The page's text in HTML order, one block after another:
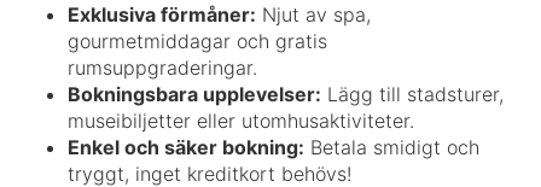
Exklusiva förmåner: Njut av spa,
gourmetmiddagar och gratis
rumsuppgraderingar.
Bokningsbara upplevelser: Lägg till stadsturer,
museibiljetter eller utomhusaktiviteter.
Enkel och säker bokning: Betala smidigt och
tryggt, inget kreditkort behövs!